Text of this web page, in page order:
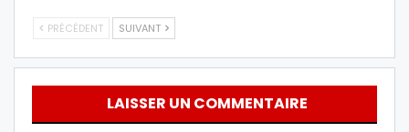
PRÉCÉDENT SUIVANT
LAISSER UN COMMENTAIRE